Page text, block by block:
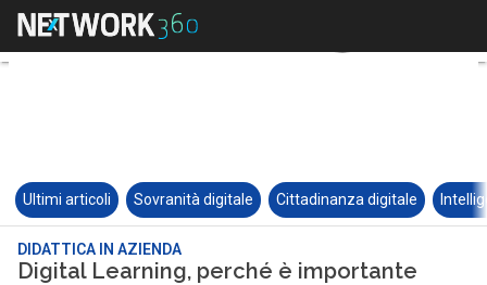
Ultimi articoli Sovranità digitale Cittadinanza digitale
DIDATTICA IN AZIENDA
Digital Learning, perché è importante